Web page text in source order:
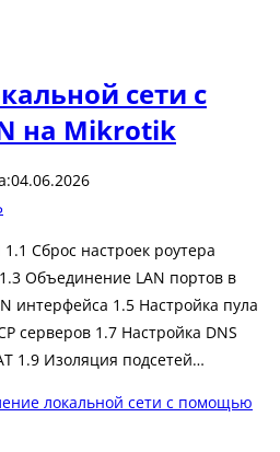
сети с
на Mikrotik
04.06.2026
Сброс настроек роутера
Объединение LAN портов в
интерфейса 1.5 Настройка пула
серверов 1.7 Настройка DNS
1.9 Изоляция подсетей…
локальной сети с помощью